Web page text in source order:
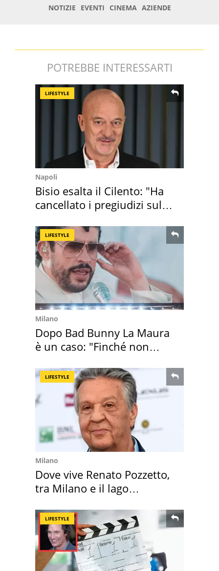
POTREBBE INTERESSARTI
LIFESTYLE
Napoli
Bisio esalta il Cilento: "Ha
cancellato i pregiudizi sul
LIFESTYLE
Milano
Dopo Bad Bunny La Maura
è un caso: "Finché non
LIFESTYLE
Milano
Dove vive Renato Pozzetto,
tra Milano e il lago
LIFESTYLE